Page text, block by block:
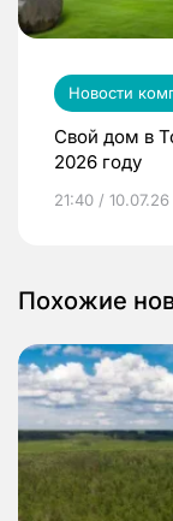
Новости
Свой дом в
2026 году
21:40 / 10.07.26
Похожие